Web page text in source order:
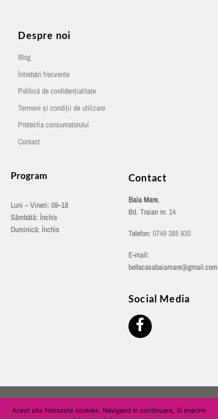
Despre noi
Blog
Întrebări frecvente
Politică de confidențialitate
Termeni și condiții de utilizare
Protectia consumatorului
Contact
Program
Luni – Vineri: 09–18
Sâmbătă: Închis
Duminică: Închis
Contact
Baia Mare,
Bd. Traian nr. 14
Telefon: 0749 385 830
E-mail:
bellacasabaiamare@gmail.com
Social Media
©Bella Casa Baia Mare 2026
Acest site foloseste cookies. Navigand in continuare, iti exprimi